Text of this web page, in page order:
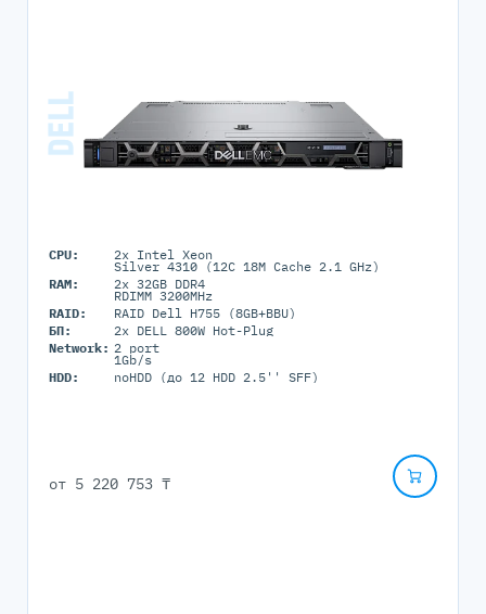
CPU: 2x Intel Xeon
Silver 4310 (12C 18M Cache 2.1 GHz)
RAM:
2x 32GB DDR4
RDIMM 3200MHz
RAID:
RAID Dell H755 (8GB+BBU)
БП:
2x DELL 800W Hot-Plug
Network: 2 port
1Gb/s
HDD:
noHDD (до 12 HDD 2.5'' SFF)
от 5 220 753 ₸